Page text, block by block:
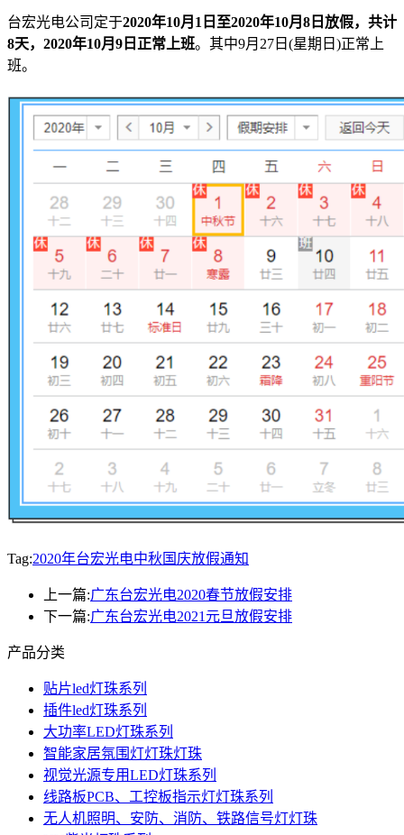
台宏光电公司定于2020年10月1日至2020年10月8日放假，共计
8天，2020年10月9日正常上班。其中9月27日(星期日)正常上
班。
Tag:2020年台宏光电中秋国庆放假通知
上一篇:广东台宏光电2020春节放假安排
下一篇:广东台宏光电2021元旦放假安排
产品分类
贴片led灯珠系列
插件led灯珠系列
大功率LED灯珠系列
智能家居氛围灯灯珠灯珠
视觉光源专用LED灯珠系列
线路板PCB、工控板指示灯灯珠系列
无人机照明、安防、消防、铁路信号灯灯珠